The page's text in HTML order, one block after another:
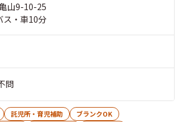
山9-10-25
ス・車10分
不問
託児所・育児補助
ブランクOK